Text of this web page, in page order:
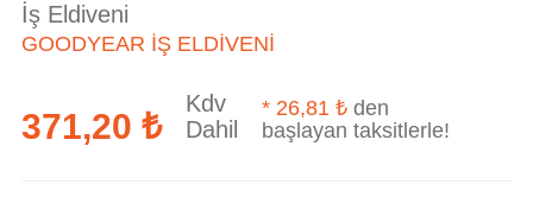
İş Eldiveni
GOODYEAR İŞ ELDIVENI
371,20 ₺
Kdv
Dahil
* 26,81 ₺ den
başlayan taksitlerle!